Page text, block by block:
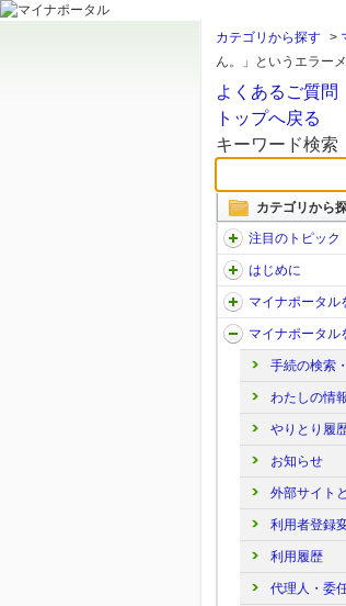
カテゴリから探す >
ん。」というエラー
よくあるご質問
トップへ戻る
キーワード検索
カテゴリから
注目のトピック
はじめに
マイナポータル
マイナポータル
手続の検索
わたしの情
やりとり履
お知らせ
外部サイト
利用者登録
利用履歴
代理人・委